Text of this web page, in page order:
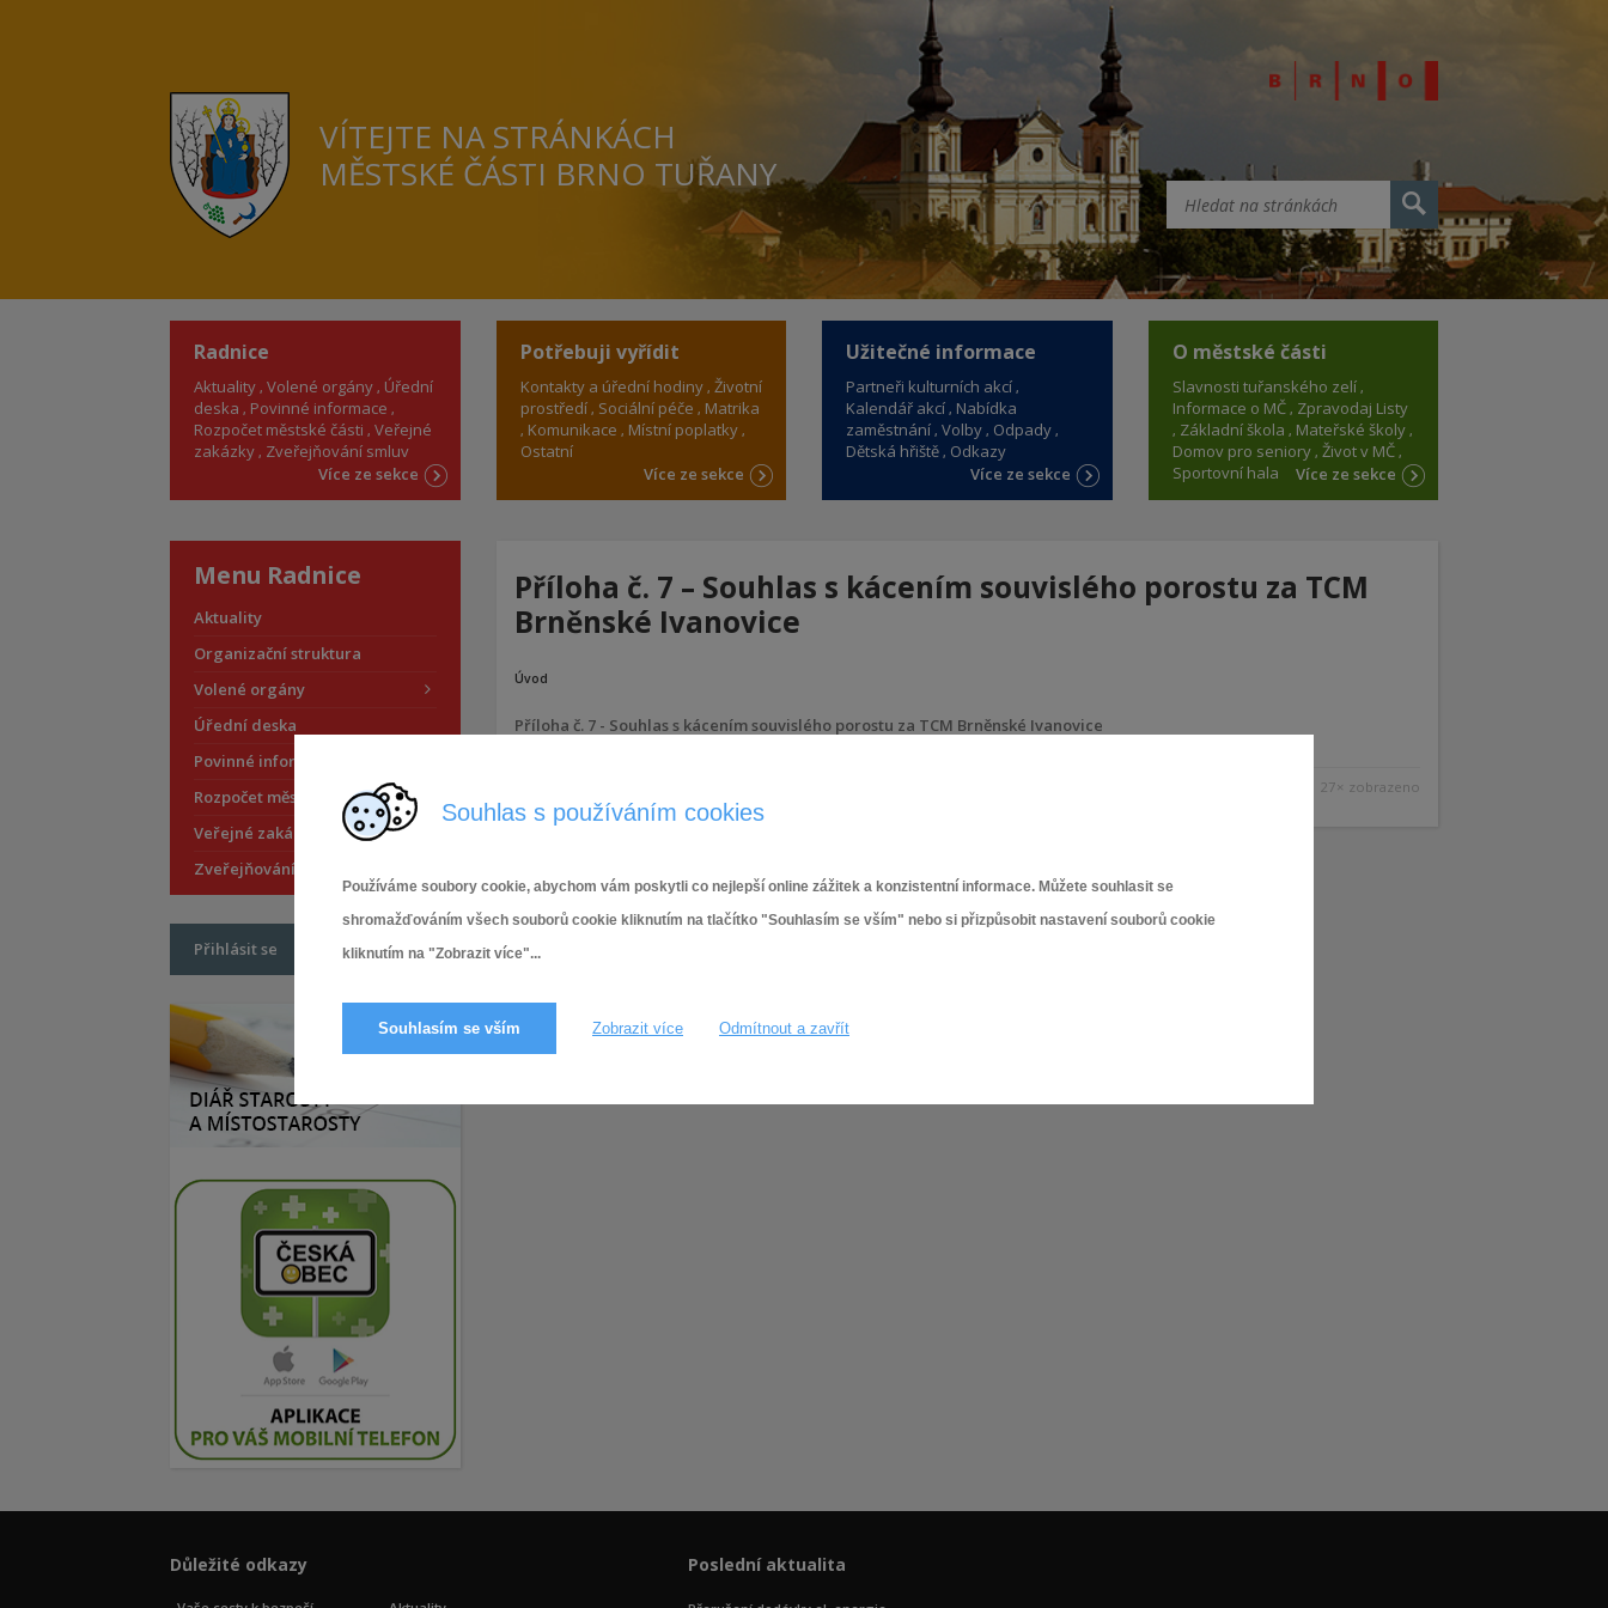
Souhlas s používáním cookies
Používáme soubory cookie, abychom vám poskytli co nejlepší online zážitek a konzistentní informace. Můžete souhlasit se
shromažďováním všech souborů cookie kliknutím na tlačítko "Souhlasím se vším" nebo si přizpůsobit nastavení souborů cookie
kliknutím na "Zobrazit více"...
Souhlasím se vším Zobrazit více Odmítnout a zavřít
VÍTEJTE NA STRÁNKÁCH
MĚSTSKÉ ČÁSTI BRNO TUŘANY
Radnice
Aktuality Volené orgány Úřední
deska
Povinné informace
Rozpočet městské části Veřejné
zakázky Zveřejňování smluv
Více ze sekce
Potřebuji vyřídit
Kontakty a úřední hodiny Životní
prostředí Sociální péče
Matrika
Komunikace
Místní poplatky
Ostatní
Více ze sekce
Užitečné informace
Partneři kulturních akcí
Kalendář akcí Nabídka
zaměstnání Volby Odpady
Dětská hřiště Odkazy
Více ze sekce
O městské části
Slavnosti tuřanského zelí
Informace o MČ Zpravodaj Listy
Základní škola
Mateřské školy
Domov pro seniory Život v MČ
Sportovní hala
Více ze sekce
Příloha č. 7 – Souhlas s kácením souvislého porostu za TCM
Brněnské Ivanovice
Úvod
Příloha č. 7 - Souhlas s kácením souvislého porostu za TCM Brněnské Ivanovice
27× zobrazeno
Menu Radnice
Aktuality
Organizační struktura
Volené orgány
Úřední deska
Povinné informace
Rozpočet městské části
Veřejné zakázky
Zveřejňování smluv
Přihlásit se
Důležité odkazy Poslední aktualita